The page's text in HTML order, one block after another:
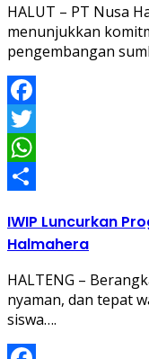
HALUT – PT Nusa
menunjukkan
pengembangan
Facebook
Twitter
WhatsApp
IWIP Luncurkan
Halmahera
HALTENG –
nyaman, dan tepat
siswa….